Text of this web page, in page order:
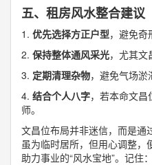
五、租房风水整合建议
1. 优先选择方正户型，避免奇
2. 保持整体通风采光，尤其文
3. 定期清理杂物，避免气场淤
4. 结合个人八字，若本命文
师。
文昌位布局并非迷信，而是通
虽为临时居所，但用心调整，
助力事业的“风水宝地”。记住